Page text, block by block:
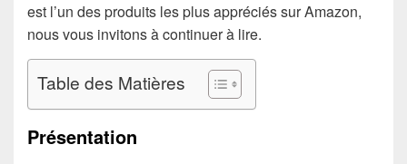
est l’un des produits les plus appréciés sur Amazon,
nous vous invitons à continuer à lire.
Table des Matières
Présentation